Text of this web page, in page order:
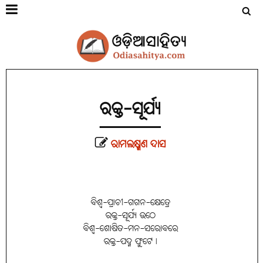
ରକ୍ତ-ସୂର୍ଯ୍ୟ
ରାମଲକ୍ଷ୍ମଣ ଦାସ
ବିଶ୍ୱ-ପ୍ରାଚୀ-ଗଗନ-କ୍ଷେତ୍ରେ
ରକ୍ତ-ସୂର୍ଯ୍ୟ ଉଠେ
ବିଶ୍ୱ-ଶୋଷିତ-ମନ-ସରୋବରେ
ରକ୍ତ-ପଦ୍ମ ଫୁଟେ।